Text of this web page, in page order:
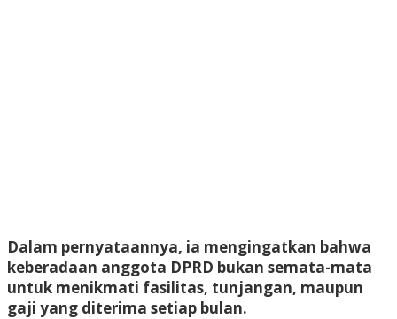
Dalam pernyataannya, ia mengingatkan bahwa
keberadaan anggota DPRD bukan semata-mata
untuk menikmati fasilitas, tunjangan, maupun
gaji yang diterima setiap bulan.